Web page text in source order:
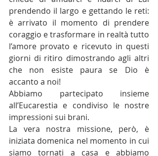
prendendo il largo e gettando le reti:
è arrivato il momento di prendere
coraggio e trasformare in realtà tutto
l’amore provato e ricevuto in questi
giorni di ritiro dimostrando agli altri
che non esiste paura se Dio è
accanto a noi!
Abbiamo partecipato insieme
all’Eucarestia e condiviso le nostre
impressioni sui brani.
La vera nostra missione, però, è
iniziata domenica nel momento in cui
siamo tornati a casa e abbiamo